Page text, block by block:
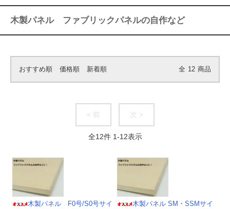
木製パネル ファブリックパネルの自作など
おすすめ順 価格順 新着順 全 12 商品
< 前 次 >
全12件 1-12表示
木製パネル F0号/S0号サイ
木製パネル SM・SSMサイ